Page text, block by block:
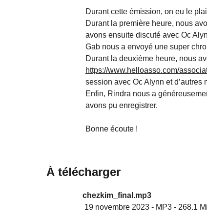
Durant cette émission, on eu le
Durant la première heure, nous
avons ensuite discuté avec Oc
Gab nous a envoyé une super
Durant la deuxième heure, nous
https://www.helloasso.com/
session avec Oc Alynn et d’autres
Enfin, Rindra nous a
avons pu enregistrer.
Bonne écoute !
À télécharger
chezkim_final.mp3
19 novembre 2023 - MP3 - 268.1